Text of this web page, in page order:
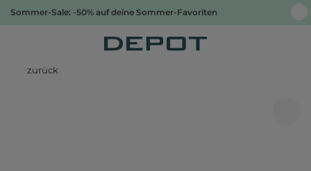
Sommer-Sale: -50% auf deine Sommer-Favoriten
zurück